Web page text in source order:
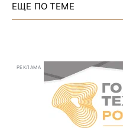
ЕЩЕ ПО ТЕМЕ
РЕКЛАМА